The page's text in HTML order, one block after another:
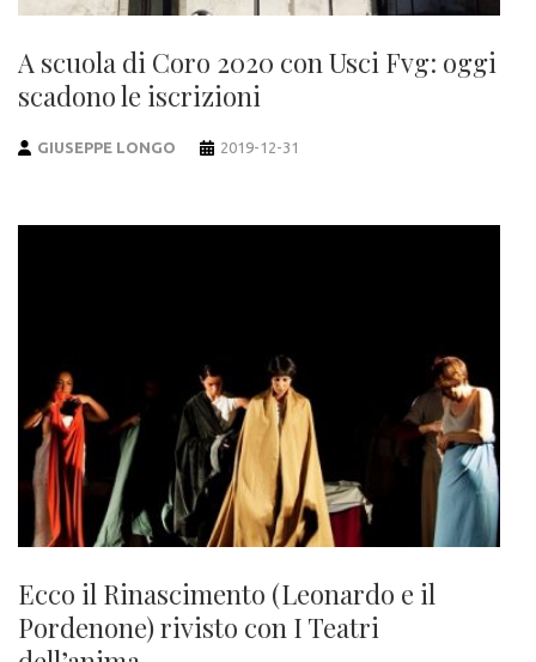
A scuola di Coro 2020 con Usci Fvg: oggi
scadono le iscrizioni
GIUSEPPE LONGO 2019-12-31
Ecco il Rinascimento (Leonardo e il
Pordenone) rivisto con I Teatri